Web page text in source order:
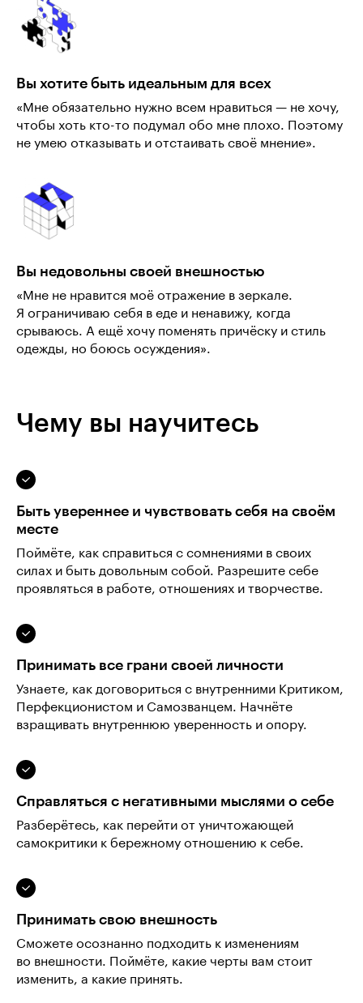
Вы хотите быть идеальным для всех
«Мне обязательно нужно всем нравиться — не хочу,
чтобы хоть кто-то подумал обо мне плохо. Поэтому
не умею отказывать и отстаивать своё мнение».
Вы недовольны своей внешностью
«Мне не нравится моё отражение в зеркале.
Я ограничиваю себя в еде и ненавижу, когда
срываюсь. А ещё хочу поменять причёску и стиль
одежды, но боюсь осуждения».
Чему вы научитесь
Быть увереннее и чувствовать себя на своём
месте
Поймёте, как справиться с сомнениями в своих
силах и быть довольным собой. Разрешите себе
проявляться в работе, отношениях и творчестве.
Принимать все грани своей личности
Узнаете, как договориться с внутренними Критиком,
Перфекционистом и Самозванцем. Начнёте
взращивать внутреннюю уверенность и опору.
Справляться с негативными мыслями о себе
Разберётесь, как перейти от уничтожающей
самокритики к бережному отношению к себе.
Принимать свою внешность
Сможете осознанно подходить к изменениям
во внешности. Поймёте, какие черты вам стоит
изменить, а какие принять.